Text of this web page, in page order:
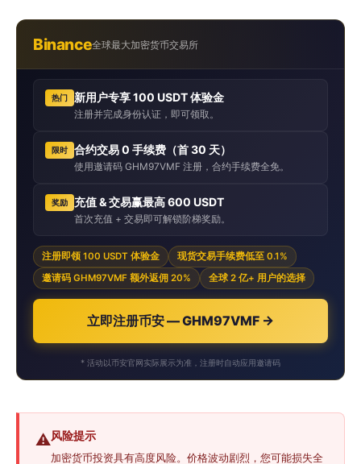
Binance全球最大加密货币交易所
热门 新用户专享 100 USDT 体验金
注册并完成身份认证，即可领取。
限时 合约交易 0 手续费（首 30 天）
使用邀请码 GHM97VMF 注册，合约手续费全免。
奖励 充值 & 交易赢最高 600 USDT
首次充值 + 交易即可解锁阶梯奖励。
注册即领 100 USDT 体验金
现货交易手续费低至 0.1%
邀请码 GHM97VMF 额外返佣 20%
全球 2 亿+ 用户的选择
立即注册币安 — GHM97VMF →
* 活动以币安官网实际展示为准，注册时自动应用邀请码
⚠️风险提示
加密货币投资具有高度风险。价格波动剧烈，您可能损失全